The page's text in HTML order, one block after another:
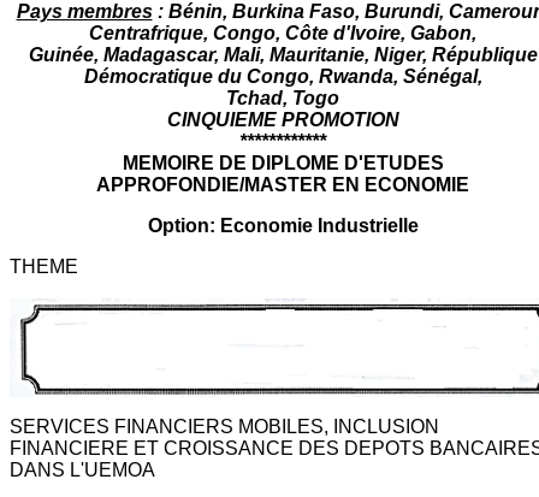
Pays membres: Bénin, Burkina Faso, Burundi,
Centrafrique, Congo, Côte d'Ivoire, Gabon,
Guinée, Madagascar, Mali, Mauritanie, Niger, République
Démocratique du Congo, Rwanda, Sénégal,
Tchad, Togo
CINQUIEME PROMOTION
************
MEMOIRE DE DIPLOME D'ETUDES
APPROFONDIE/MASTER EN ECONOMIE
Option: Economie Industrielle
THEME
SERVICES FINANCIERS MOBILES, INCLUSION
FINANCIERE ET CROISSANCE DES DEPOTS
DANS L'UEMOA